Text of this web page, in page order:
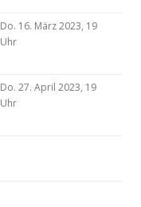
Do. 16. März 2023, 19
Uhr
Do. 27. April 2023, 19
Uhr